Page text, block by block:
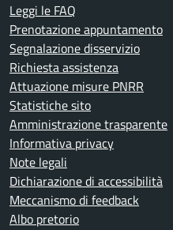
Leggi le FAQ
Prenotazione appuntamento
Segnalazione disservizio
Richiesta assistenza
Attuazione misure PNRR
Statistiche sito
Amministrazione trasparente
Informativa privacy
Note legali
Dichiarazione di accessibilità
Meccanismo di feedback
Albo pretorio